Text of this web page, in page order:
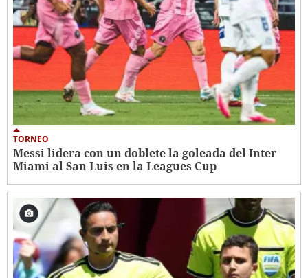
TORNEO
Messi lidera con un doblete la goleada del Inter
Miami al San Luis en la Leagues Cup